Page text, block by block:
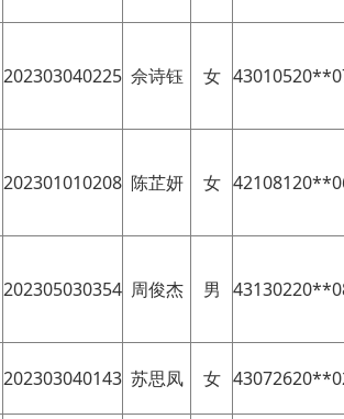
202303040225 佘诗钰 女
202301010208 陈芷妍 女
202305030354 周俊杰 男
202303040143 苏思凤 女